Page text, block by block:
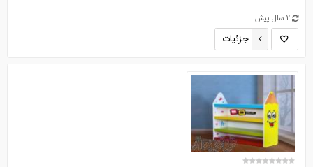
2 سال پیش
جزئیات